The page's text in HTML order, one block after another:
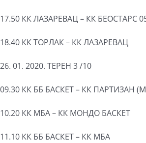
17.50 КК ЛАЗАРЕВАЦ – КК БЕОСТАРС
18.40 КК ТОРЛАК – КК ЛАЗАРЕВАЦ
26. 01. 2020. ТЕРЕН 3 /10
09.30 КК ББ БАСКЕТ – КК ПАРТИЗАН
10.20 КК МБА – КК МОНДО БАСКЕТ
11.10 КК ББ БАСКЕТ – КК МБА